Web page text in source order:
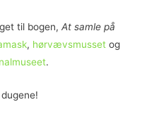
til bogen, At samle på
, hørvævsmusset og
.